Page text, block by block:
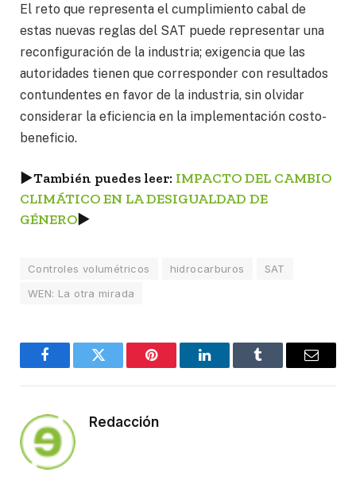
El reto que representa el cumplimiento cabal de
estas nuevas reglas del SAT puede representar una
reconfiguración de la industria; exigencia que las
autoridades tienen que corresponder con resultados
contundentes en favor de la industria, sin olvidar
considerar la eficiencia en la implementación costo-
beneficio.
►También puedes leer: IMPACTO DEL CAMBIO
CLIMÁTICO EN LA DESIGUALDAD DE
GÉNERO►
Controles volumétricos hidrocarburos
SAT
WEN: La otra mirada
FacebookTwitter Pinterest LinkedInTumblr Email
Redacción